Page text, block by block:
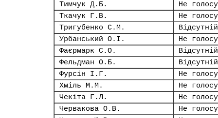
Тимчук Д.Б.
Не
Ткачук Г.В.
Не
Тригубенко С.М.
Відсутній
Урбанський О.І.
Не
Фаєрмарк С.О.
Відсутній
Фельдман О.Б.
Відсутній
Фурсін І.Г.
Не
Хміль М.М.
Не
Чекіта Г.Л.
Не
Червакова О.В.
Не